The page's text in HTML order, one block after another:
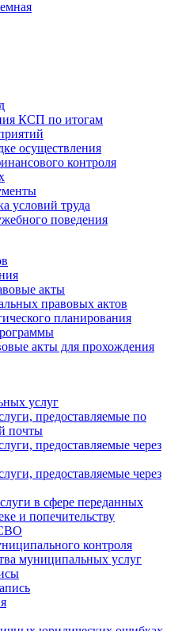
КСП по итогам
осуществления
контроля
условий труда
поведения
акты
правовых актов
планирования
акты для прохождения
услуг
предоставляемые по
почты
предоставляемые через
предоставляемые через
в сфере переданных
и попечительству
контроля
муниципальных услуг